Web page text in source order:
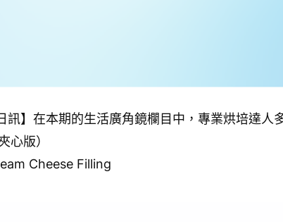
訊】在本期的生活廣角鏡欄目中，專業烘培達人
心版）
Cheese Filling